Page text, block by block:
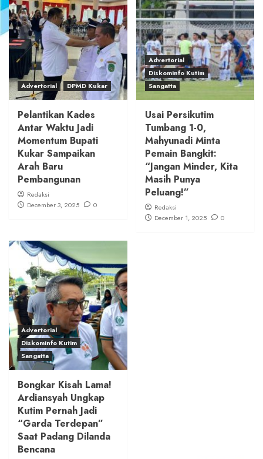
Advertorial DPMD Kukar
Pelantikan Kades
Antar Waktu Jadi
Momentum Bupati
Kukar Sampaikan
Arah Baru
Pembangunan
Redaksi
December 3, 2025
0
Advertorial
Diskominfo Kutim
Sangatta
Usai Persikutim
Tumbang 1-0,
Mahyunadi Minta
Pemain Bangkit:
“Jangan Minder, Kita
Masih Punya
Peluang!”
Redaksi
December 1, 2025
0
Advertorial
Diskominfo Kutim
Sangatta
Bongkar Kisah Lama!
Ardiansyah Ungkap
Kutim Pernah Jadi
“Garda Terdepan”
Saat Padang Dilanda
Bencana